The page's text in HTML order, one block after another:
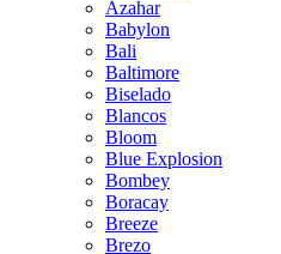
Azahar
Babylon
Bali
Baltimore
Biselado
Blancos
Bloom
Blue Explosion
Bombey
Boracay
Breeze
Brezo